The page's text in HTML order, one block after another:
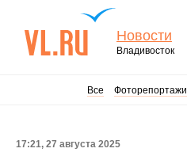
Новости
Владивосток
Все Фоторепортажи
17:21, 27 августа 2025